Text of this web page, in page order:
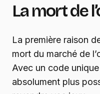
La mort de
La première raison
mort du marché de
Avec un code
absolument plus